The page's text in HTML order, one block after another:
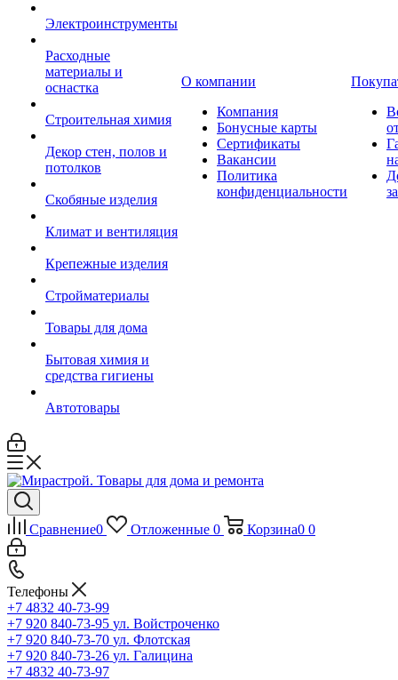
Электроинструменты
Расходные
материалы и
оснастка
Строительная химия
Декор стен, полов и
потолков
Скобяные изделия
Климат и вентиляция
Крепежные изделия
Стройматериалы
Товары для дома
Бытовая химия и
средства гигиены
Автотовары
О компании
Компания
Бонусные карты
Сертификаты
Вакансии
Политика
конфиденциальности
Сравнение0 Отложенные 0 Корзина0 0
Телефоны
+7 4832 40-73-99
+7 920 840-73-95 ул. Войстроченко
+7 920 840-73-70 ул. Флотская
+7 920 840-73-26 ул. Галицина
+7 4832 40-73-97